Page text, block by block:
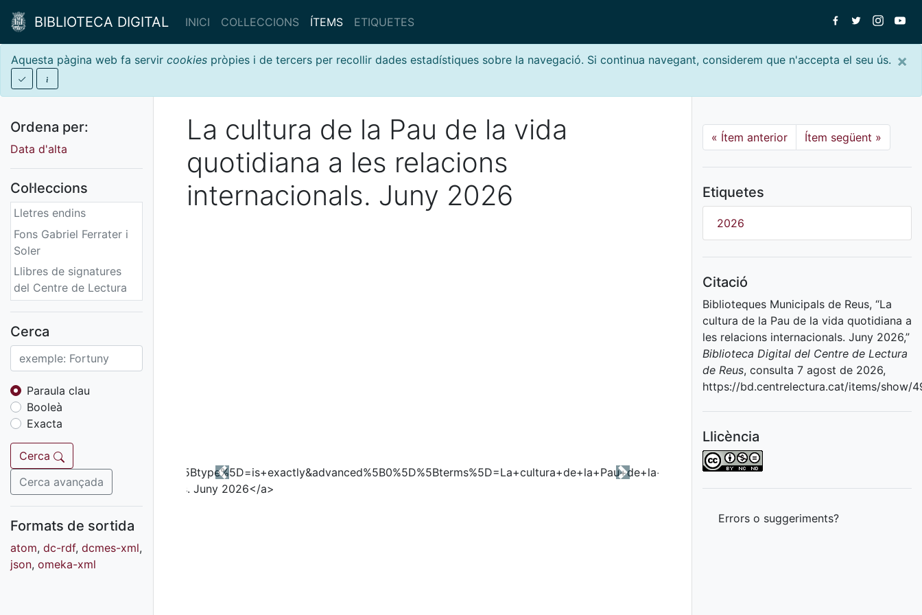
BIBLIOTECA DIGITAL INICI COL·LECCIONS ÍTEMS ETIQUETES
×
Aquesta pàgina web fa servir cookies pròpies i de tercers per recollir dades estadístiques sobre la navegació. Si continua navegant, considerem que n'accepta el seu ús.
Ordena per:
Data d'alta
Col·leccions
Lletres endins
Fons Gabriel Ferrater i
Soler
Llibres de signatures
del Centre de Lectura
Fons sonor de Ràdio
Reus
Cartells
Fons audiovisual
Fons local
Fons sonor
Goigs
Fons fotogràfic
Fons d'art
Cerca
Paraula clau
Booleà
Exacta
Cerca
Cerca avançada
Formats de sortida
atom, dc-rdf, dcmes-xml,
json, omeka-xml
La cultura de la Pau de la vida
quotidiana a les relacions
internacionals. Juny 2026
Previous Next
« Ítem anterior Ítem següent »
Etiquetes
2026
Citació
Biblioteques Municipals de Reus, “La
cultura de la Pau de la vida quotidiana a
les relacions internacionals. Juny 2026,”
Biblioteca Digital del Centre de Lectura
de Reus, consulta 7 agost de 2026,
https://bd.centrelectura.cat/items/show/
Llicència
Errors o suggeriments?